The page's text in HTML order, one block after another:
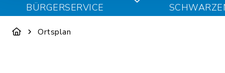
BÜRGERSERVICE
Ortsplan